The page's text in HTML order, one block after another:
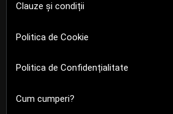
Clauze și condiții
Politica de Cookie
Politica de Confidențialitate
Cum cumperi?